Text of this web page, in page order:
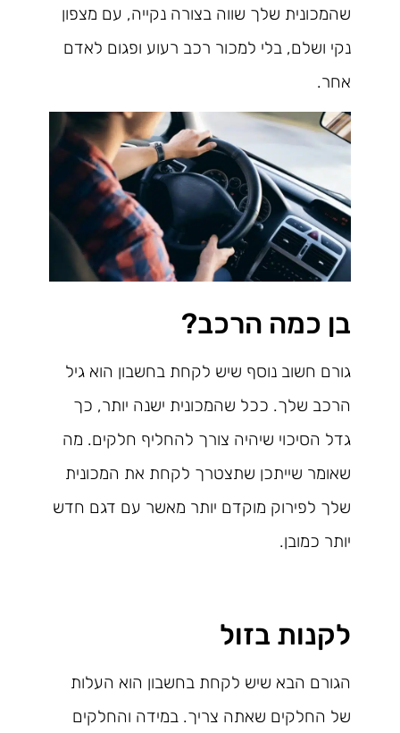
שהמכונית שלך שווה בצורה נקייה, עם מצפון
נקי ושלם, בלי למכור רכב רעוע ופגום לאדם
אחר.
בן כמה הרכב?
גורם חשוב נוסף שיש לקחת בחשבון הוא גיל
הרכב שלך. ככל שהמכונית ישנה יותר, כך
גדל הסיכוי שיהיה צורך להחליף חלקים. מה
שאומר שייתכן שתצטרך לקחת את המכונית
שלך לפירוק מוקדם יותר מאשר עם דגם חדש
יותר כמובן.
לקנות בזול
הגורם הבא שיש לקחת בחשבון הוא העלות
של החלקים שאתה צריך. במידה והחלקים